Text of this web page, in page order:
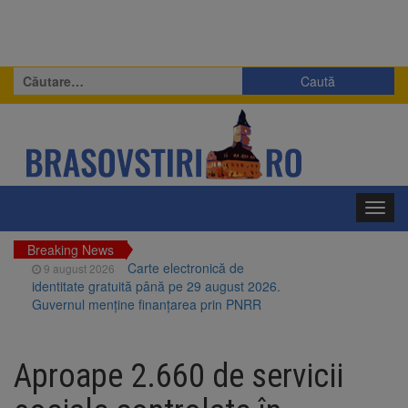
Caută
după:
Breaking News
9 august 2026
Carte electronică de
identitate gratuită până pe 29 august 2026.
Guvernul menține finanțarea prin PNRR
Brașovului vor fi restaurate. Contractul de
finanțare a fost semnat
Aproape 2.660 de servicii